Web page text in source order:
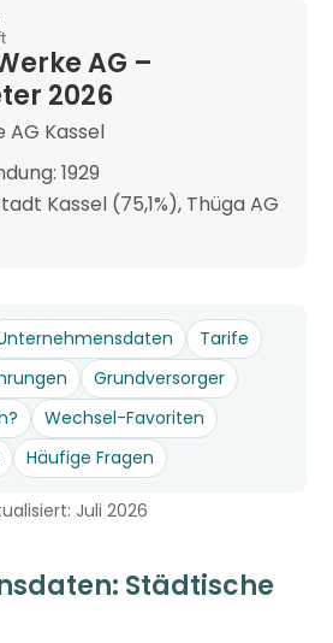
AG –
2026
Kassel
1929
Kassel (75,1%), Thüga AG
Tarife
Grundversorger
Wechsel-Favoriten
Häufige Fragen
Juli 2026
Städtische